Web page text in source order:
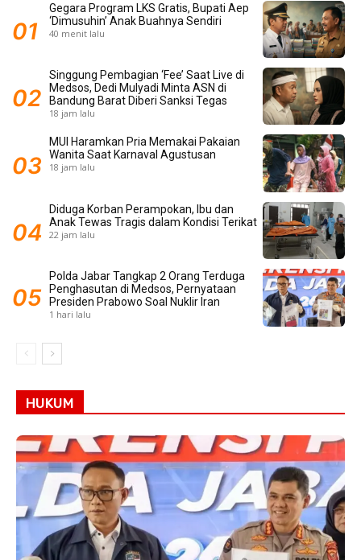
Gegara Program LKS Gratis, Bupati Aep
‘Dimusuhin’ Anak Buahnya Sendiri
40 menit lalu
Singgung Pembagian ‘Fee’ Saat Live di
Medsos, Dedi Mulyadi Minta ASN di
Bandung Barat Diberi Sanksi Tegas
18 jam lalu
MUI Haramkan Pria Memakai Pakaian
Wanita Saat Karnaval Agustusan
18 jam lalu
Diduga Korban Perampokan, Ibu dan
Anak Tewas Tragis dalam Kondisi Terikat
22 jam lalu
Polda Jabar Tangkap 2 Orang Terduga
Penghasutan di Medsos, Pernyataan
Presiden Prabowo Soal Nuklir Iran
1 hari lalu
HUKUM